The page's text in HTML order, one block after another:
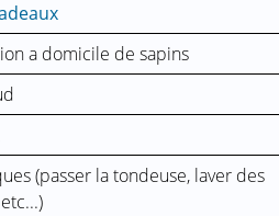
a domicile de sapins
(passer la tondeuse, laver des